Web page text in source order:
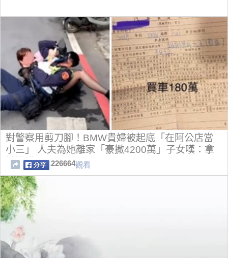
對警察用剪刀腳！BMW貴婦被起底「在阿公店當
小三」 人夫為她離家「豪撒4200萬」子女嘆：拿
她沒轍
226664觀看